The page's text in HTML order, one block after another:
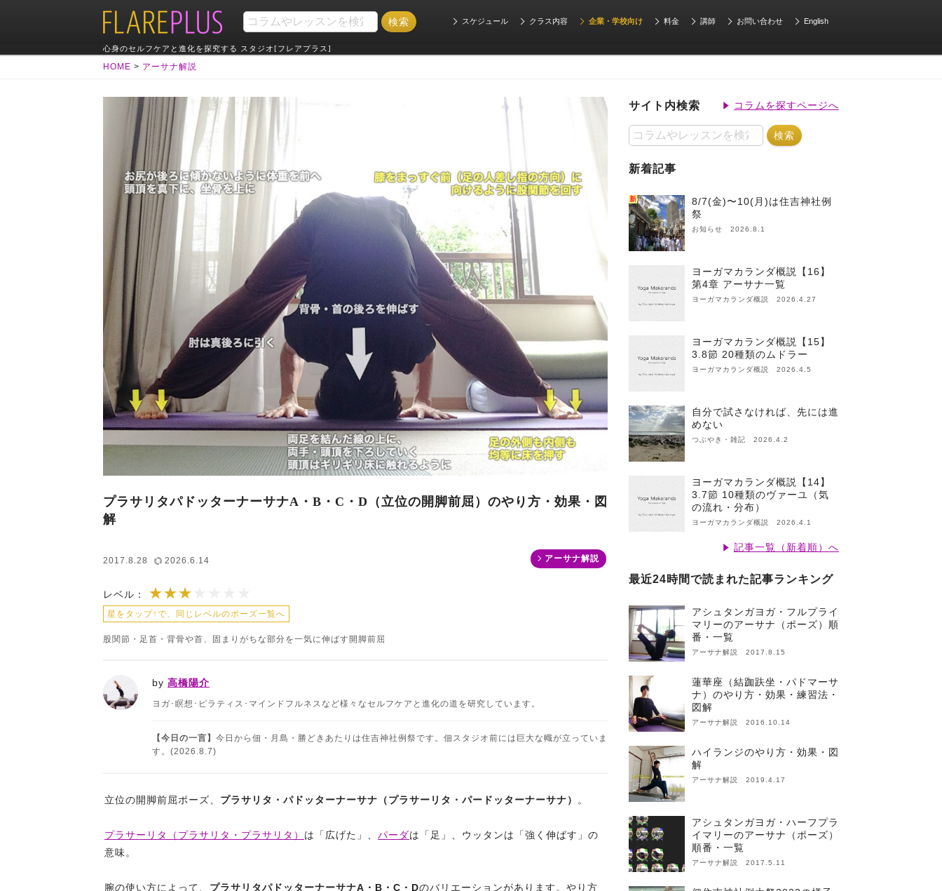
スケジュール クラス内容 企業・学校向け 料金 講師 お問い合わせ English
心身のセルフケアと進化を探究する スタジオ[フレアプラス]
HOME > アーサナ解説
プラサリタパドッターナーサナA・B・C・D（立位の開脚前屈）のやり方・効果・図
解
2017.8.28 2026.6.14 アーサナ解説
レベル： ★★★
★★★★★★★
星をタップ↑で、同じレベルのポーズ一覧へ
股関節・足首・背骨や首、固まりがちな部分を一気に伸ばす開脚前屈
by 高橋陽介
ヨガ･瞑想･ピラティス･マインドフルネスなど様々なセルフケアと進化の道を研究しています。
【今日の一言】 今日から佃・月島・勝どきあたりは住吉神社例祭です。佃スタジオ前には巨大な幟が立っていま
す。(2026.8.7)
立位の開脚前屈ポーズ、 プラサリタ・パドッターナーサナ（プラサーリタ・パードッターナーサナ） 。
プラサーリタ（プラサリタ・プラサリタ） は「広げた」、 パーダは「足」、ウッタンは「強く伸ばす」の
意味。
腕の使い方によって、 プラサリタパドッターナーサナA・B・C・Dのバリエーションがあります。やり方
サイト内検索 コラムを探すページへ
新着記事
新
8/7(金)〜10(月)は住吉神社例
祭
お知らせ 2026.8.1
ヨーガマカランダ概説【16】
第4章 アーサナ一覧
ヨーガマカランダ概説 2026.4.27
ヨーガマカランダ概説【15】
3.8節 20種類のムドラー
ヨーガマカランダ概説 2026.4.5
自分で試さなければ、先には進
めない
つぶやき・雑記 2026.4.2
ヨーガマカランダ概説【14】
3.7節 10種類のヴァーユ（気
の流れ・分布）
ヨーガマカランダ概説 2026.4.1
記事一覧（新着順）へ
最近24時間で読まれた記事ランキング
アシュタンガヨガ・フルプライ
マリーのアーサナ（ポーズ）順
番・一覧
アーサナ解説 2017.8.15
蓮華座（結跏趺坐・パドマーサ
ナ）のやり方・効果・練習法・
図解
アーサナ解説 2016.10.14
ハイランジのやり方・効果・図
解
アーサナ解説 2019.4.17
アシュタンガヨガ・ハーフプラ
イマリーのアーサナ（ポーズ）
順番・一覧
アーサナ解説 2017.5.11